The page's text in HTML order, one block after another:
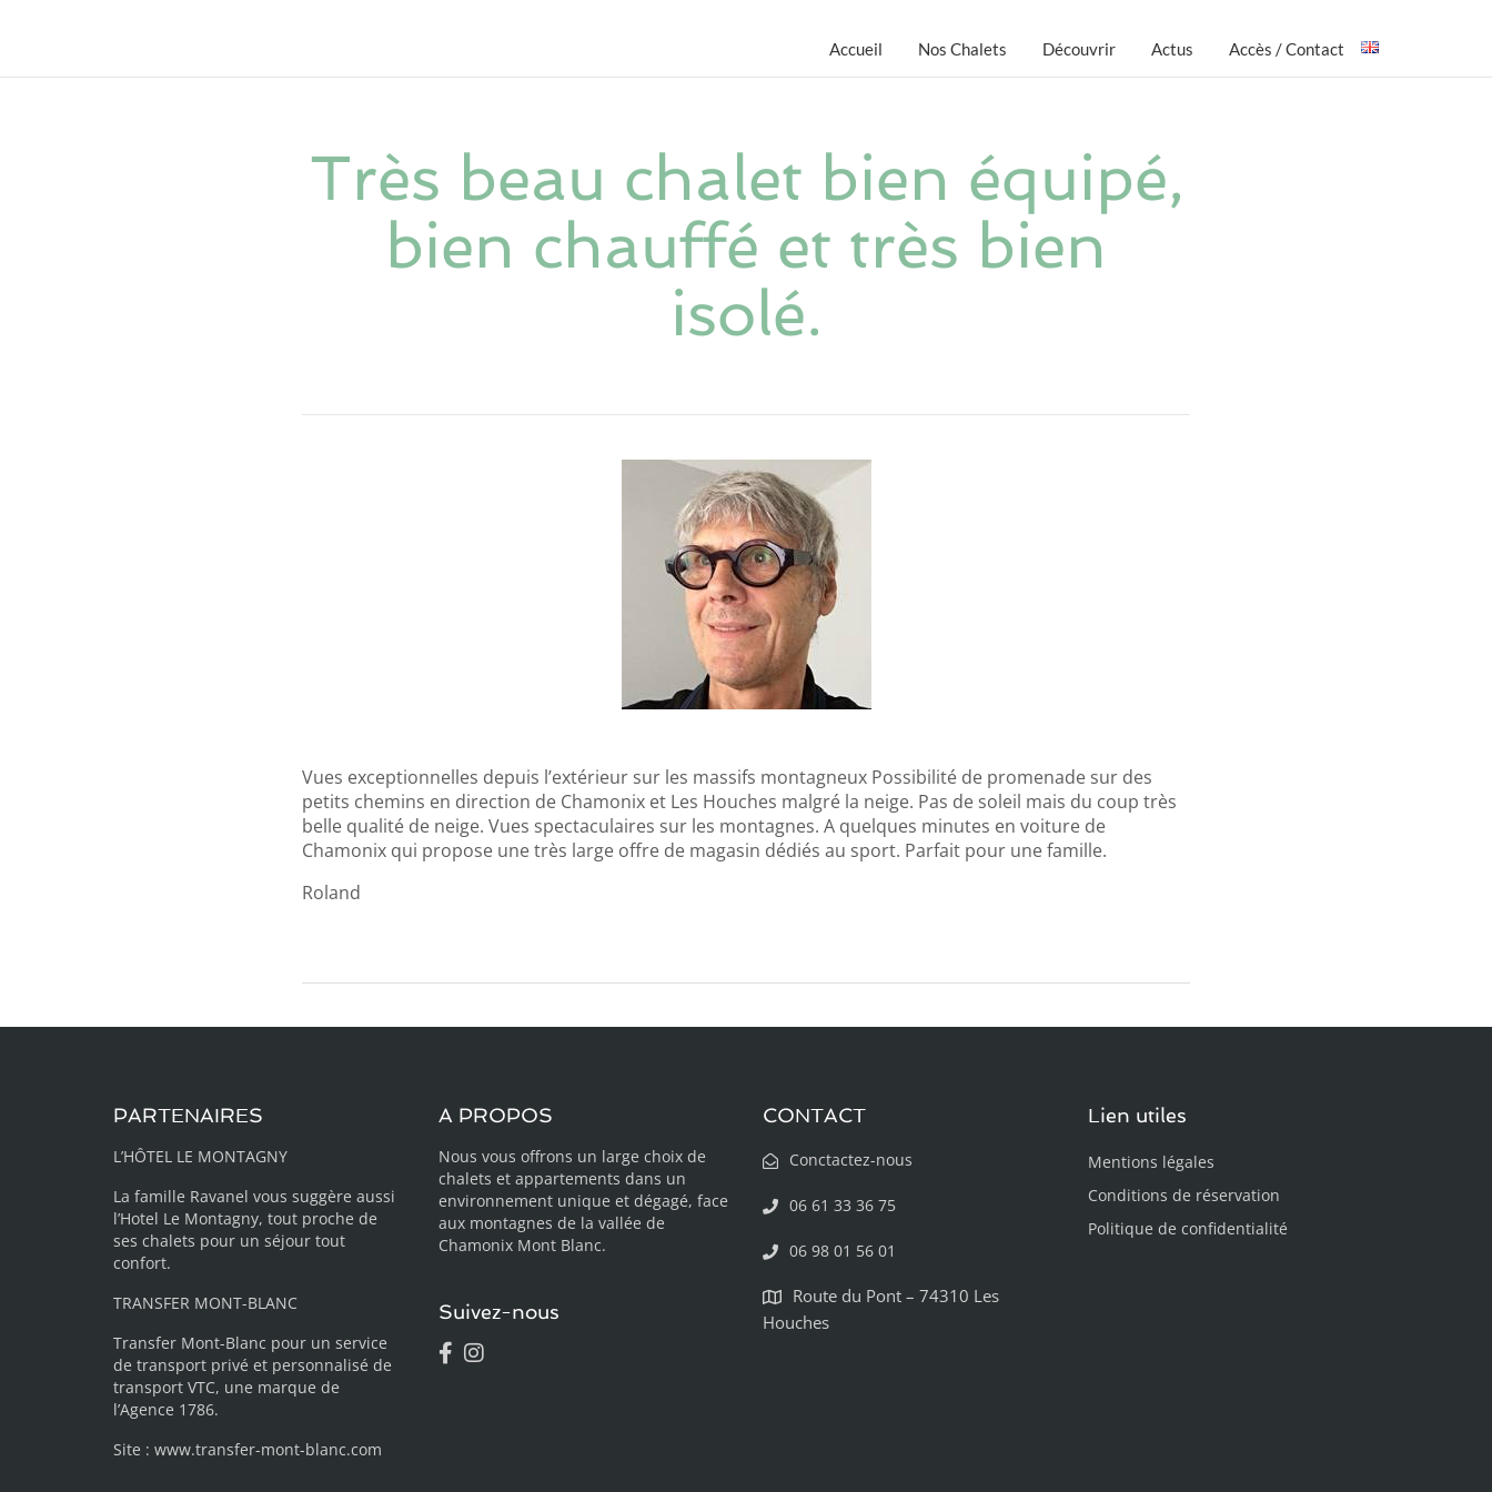
Accueil Nos Chalets Découvrir Actus Accès / Contact
Très beau chalet bien équipé,
bien chauffé et très bien
isolé.
Vues exceptionnelles depuis l’extérieur sur les massifs montagneux Possibilité de promenade sur des
petits chemins en direction de Chamonix et Les Houches malgré la neige. Pas de soleil mais du coup très
belle qualité de neige. Vues spectaculaires sur les montagnes. A quelques minutes en voiture de
Chamonix qui propose une très large offre de magasin dédiés au sport. Parfait pour une famille.
Roland
PARTENAIRES
L’HÔTEL LE MONTAGNY
La famille Ravanel vous suggère aussi
l’Hotel Le Montagny, tout proche de
ses chalets pour un séjour tout
confort.
TRANSFER MONT-BLANC
Transfer Mont-Blanc pour un service
de transport privé et personnalisé de
transport VTC, une marque de
l’Agence 1786.
Site : www.transfer-mont-blanc.com
A PROPOS
Nous vous offrons un large choix de
chalets et appartements dans un
environnement unique et dégagé, face
aux montagnes de la vallée de
Chamonix Mont Blanc.
Suivez-nous
CONTACT
Conctactez-nous
06 61 33 36 75
06 98 01 56 01
Route du Pont – 74310 Les
Houches
Lien utiles
Mentions légales
Conditions de réservation
Politique de confidentialité